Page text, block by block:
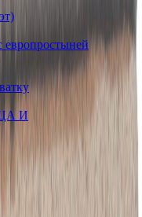
европростыней
И